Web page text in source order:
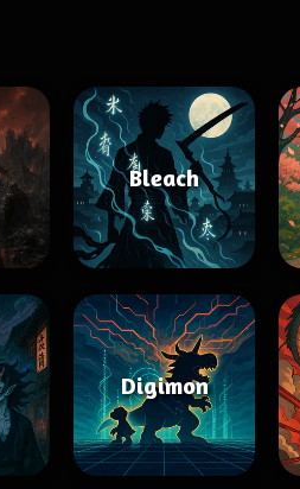
Bleach
Digimon